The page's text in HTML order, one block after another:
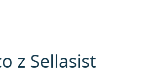
z Sellasist